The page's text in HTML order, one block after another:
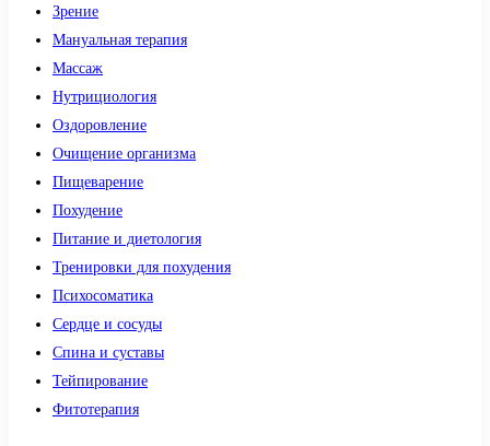
Зрение
Мануальная терапия
Массаж
Нутрициология
Оздоровление
Очищение организма
Пищеварение
Похудение
Питание и диетология
Тренировки для похудения
Психосоматика
Сердце и сосуды
Спина и суставы
Тейпирование
Фитотерапия